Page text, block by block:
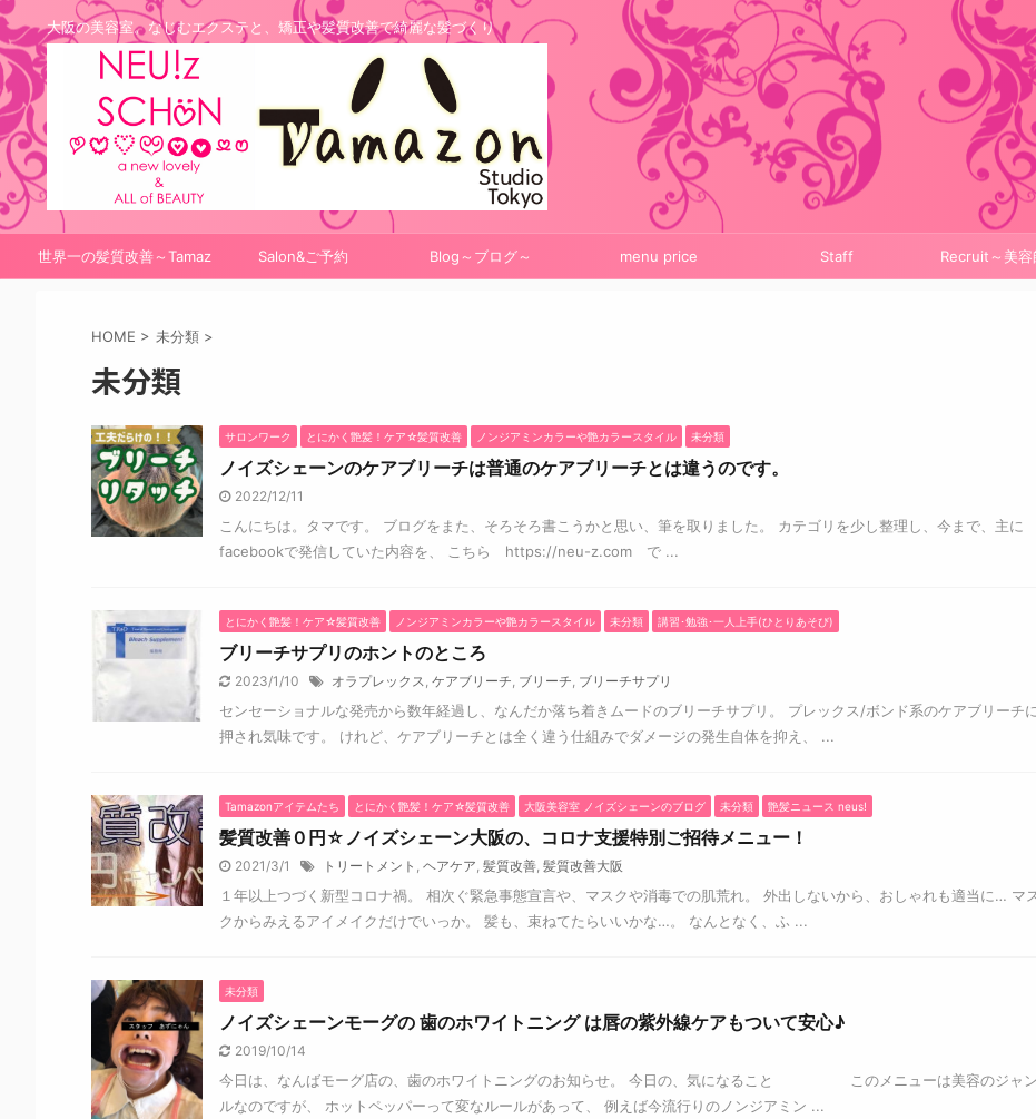
大阪の美容室。なじむエクステと、矯正や髪質改善で綺麗な髪づくり
世界一の髪質改善～Tamaz Salon&ご予約 Blog～ブログ～ menu price Staff Recruit～美容
HOME > 未分類 >
未分類
サロンワーク とにかく艶髪！ケア☆髪質改善 ノンジアミンカラーや艶カラースタイル 未分類
ノイズシェーンのケアブリーチは普通のケアブリーチとは違うのです。
2022/12/11
こんにちは。タマです。 ブログをまた、そろそろ書こうかと思い、筆を取りました。 カテゴリを少し整理し、今まで、主に
facebookで発信していた内容を、 こちら https://neu-z.com で ...
とにかく艶髪！ケア☆髪質改善 ノンジアミンカラーや艶カラースタイル 未分類 講習･勉強･一人上手(ひとりあそび)
ブリーチサプリのホントのところ
2023/1/10 オラプレックス, ケアブリーチ, ブリーチ, ブリーチサプリ
センセーショナルな発売から数年経過し、なんだか落ち着きムードのブリーチサプリ。 プレックス/ボンド系のケアブリーチに
押され気味です。 けれど、ケアブリーチとは全く違う仕組みでダメージの発生自体を抑え、 ...
Tamazonアイテムたち とにかく艶髪！ケア☆髪質改善 大阪美容室 ノイズシェーンのブログ 未分類 艶髪ニュース neus!
髪質改善０円☆ノイズシェーン大阪の、コロナ支援特別ご招待メニュー！
2021/3/1 トリートメント , ヘアケア, 髪質改善, 髪質改善大阪
１年以上つづく新型コロナ禍。 相次ぐ緊急事態宣言や、マスクや消毒での肌荒れ。 外出しないから、おしゃれも適当に… マ
クからみえるアイメイクだけでいっか。 髪も、束ねてたらいいかな…。 なんとなく、ふ ...
未分類
ノイズシェーンモーグの 歯のホワイトニング は唇の紫外線ケアもついて安心♪
2019/10/14
今日は、なんばモーグ店の、歯のホワイトニングのお知らせ。 今日の、気になること このメニューは美容のジャン
ルなのですが、 ホットペッパーって変なルールがあって、 例えば今流行りのノンジアミン ...